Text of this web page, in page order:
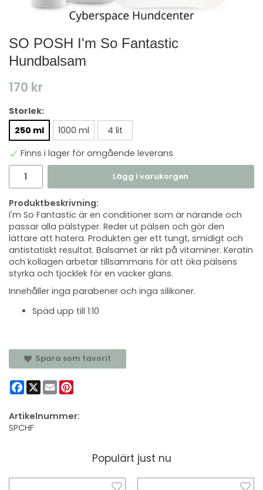
SO POSH I'm So Fantastic
Hundbalsam
170 kr
Storlek:
250 ml
1000 ml
4 lit
Finns i lager för omgående leverans
Lägg i varukorgen
Produktbeskrivning:
I'm So Fantastic är en conditioner som är närande och
passar alla pälstyper. Reder ut pälsen och gör den
lättare att hatera. Produkten ger ett tungt, smidigt och
antistatiskt resultat. Balsamet är rikt på vitaminer. Keratin
och kollagen arbetar tillsammans för att öka pälsens
styrka och tjocklek för en vacker glans.
Innehåller inga parabener och inga silikoner.
Späd upp till 1:10
Spara som favorit
Facebook
X Email
Artikelnummer:
SPCHF
Populärt just nu